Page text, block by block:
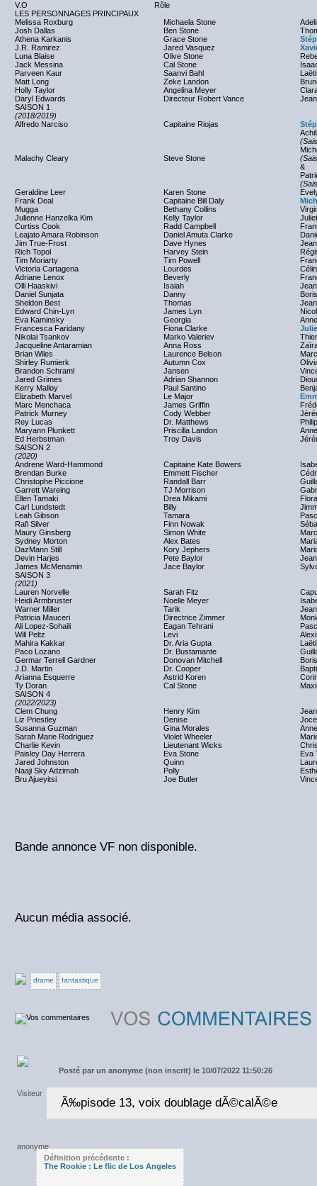
V.O
Rôle
LES PERSONNAGES PRINCIPAUX
Melissa Roxburg
Michaela Stone
Josh Dallas
Ben Stone
Athena Karkanis
Grace Stone
J.R. Ramirez
Jared Vasquez
Luna Blaise
Olive Stone
Jack Messina
Cal Stone
Parveen Kaur
Saanvi Bahl
Matt Long
Zeke Landon
Holly Taylor
Angelina Meyer
Daryl Edwards
Directeur Robert Vance
SAISON 1
(2018/2019)
Alfredo Narciso
Capitaine Riojas
Malachy Cleary Steve Stone
&
Geraldine Leer
Karen Stone
Frank Deal
Capitaine Bill Daly
Mugga
Bethany Collins
Julienne Hanzelka Kim
Kelly Taylor
Curtiss Cook
Radd Campbell
Leajato Amara Robinson
Daniel Amuta Clarke
Jim True-Frost
Dave Hynes
Rich Topol
Harvey Stein
Tim Moriarty
Tim Powell
Victoria Cartagena
Lourdes
Adriane Lenox
Beverly
Olli Haaskivi
Isaiah
Daniel Sunjata
Danny
Sheldon Best
Thomas
Edward Chin-Lyn
James Lyn
Eva Kaminsky
Georgia
Francesca Faridany
Fiona Clarke
Nikolai Tsankov
Marko Valeriev
Jacqueline Antaramian
Anna Ross
Brian Wiles
Laurence Belson
Shirley Rumierk
Autumn Cox
Brandon Schraml
Jansen
Jared Grimes
Adrian Shannon
Kerry Malloy
Paul Santino
Elizabeth Marvel
Le Major
Marc Menchaca
James Griffin
Patrick Murney
Cody Webber
Rey Lucas
Dr. Matthews
Maryann Plunkett
Priscilla Landon
Ed Herbstman
Troy Davis
SAISON 2
(2020)
Andrene Ward-Hammond
Capitaine Kate Bowers
Brendan Burke
Emmett Fischer
Christophe Piccione
Randall Barr
Garrett Wareing
TJ Morrison
Ellen Tamaki
Drea Mikami
Carl Lundstedt
Billy
Leah Gibson
Tamara
Rafi Silver
Finn Nowak
Maury Ginsberg
Simon White
Sydney Morton
Alex Bates
DazMann Still
Kory Jephers
Devin Harjes
Pete Baylor
James McMenamin
Jace Baylor
SAISON 3
(2021)
Lauren Norvelle
Sarah Fitz
Heidi Armbruster
Noelle Meyer
Warner Miller
Tarik
Patricia Mauceri
Directrice Zimmer
Ali Lopez-Sohaili
Eagan Tehrani
Will Peltz
Levi
Mahira Kakkar
Dr. Aria Gupta
Paco Lozano
Dr. Bustamante
Germar Terrell Gardner
Donovan Mitchell
J.D. Martin
Dr. Cooper
Arianna Esquerre
Astrid Koren
Ty Doran
Cal Stone
SAISON 4
(2022/2023)
Clem Chung
Henry Kim
Liz Priestley
Denise
Susanna Guzman
Gina Morales
Sarah Marie Rodriguez
Violet Wheeler
Charlie Kevin
Lieutenant Wicks
Paisley Day Herrera
Eva Stone
Eva
Jared Johnston
Quinn
Naaji Sky Adzimah
Polly
Bru Ajueyitsi
Joe Butler
Bande annonce VF non disponible.
Aucun média associé.
drame fantastique
Posté par un anonyme (non inscrit) le 10/07/2022 11:50:26
Ã‰pisode 13, voix doublage dÃ©calÃ©e
Définition précédente :
The Rookie : Le flic de Los Angeles